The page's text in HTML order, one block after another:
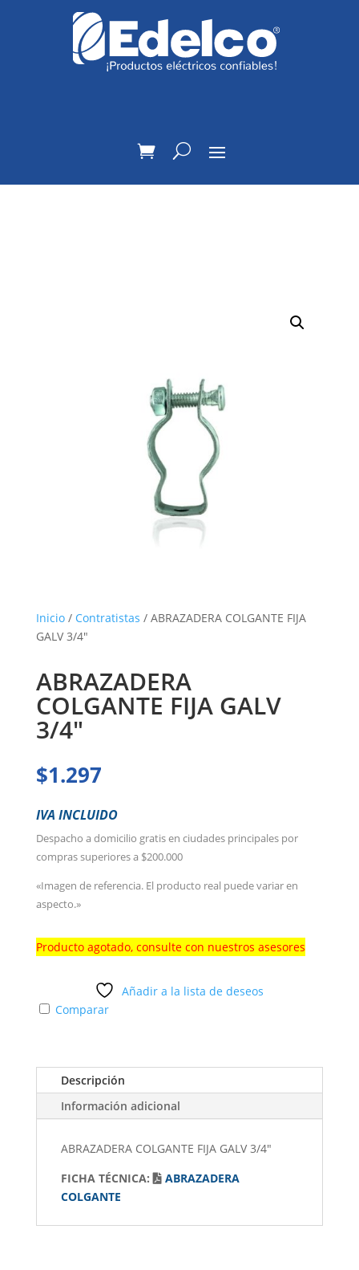
Inicio/ Contratistas / ABRAZADERA COLGANTE FIJA
GALV 3/4″
ABRAZADERA
COLGANTE FIJA GALV
3/4″
$1.297
IVA INCLUIDO
Despacho a domicilio gratis en ciudades principales por
compras superiores a $200.000
«Imagen de referencia. El producto real puede variar en
aspecto.»
Producto agotado, consulte con nuestros asesores
Añadir a la lista de deseos
Comparar
Descripción
Información adicional
ABRAZADERA COLGANTE FIJA GALV 3/4"
FICHA TÉCNICA:
ABRAZADERA
COLGANTE